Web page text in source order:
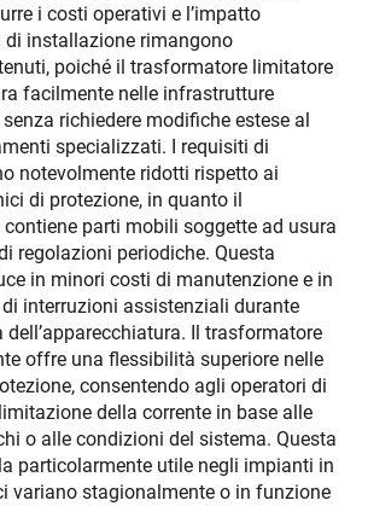
i costi operativi e l’impatto
di installazione rimangono
poiché il trasformatore limitatore
facilmente nelle infrastrutture
richiedere modifiche estese al
specializzati. I requisiti di
notevolmente ridotti rispetto ai
di protezione, in quanto il
parti mobili soggette ad usura
regolazioni periodiche. Questa
in minori costi di manutenzione e in
interruzioni assistenziali durante
dell’apparecchiatura. Il trasformatore
offre una flessibilità superiore nelle
consentendo agli operatori di
della corrente in base alle
o alle condizioni del sistema. Questa
particolarmente utile negli impianti in
variano stagionalmente o in funzione